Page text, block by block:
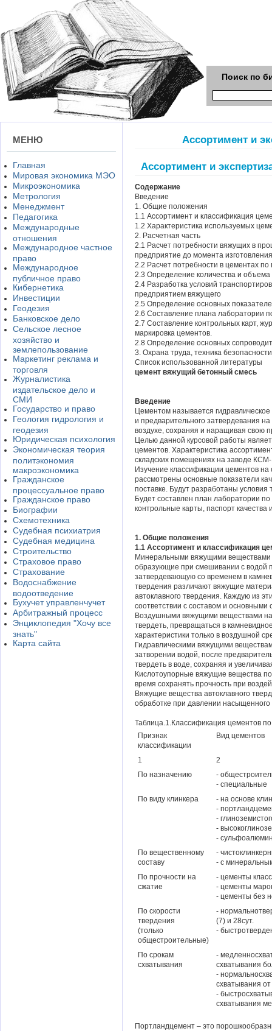
Поиск по
МЕНЮ
Главная
Мировая экономика МЭО
Микроэкономика
Метрология
Менеджмент
Педагогика
Международные
отношения
Международное частное
право
Международное
публичное право
Кибернетика
Инвестиции
Геодезия
Банковское дело
Сельское лесное
хозяйство и
землепользование
Маркетинг реклама и
торговля
Журналистика
издательское дело и
СМИ
Государство и право
Геология гидрология и
геодезия
Юридическая психология
Экономическая теория
политэкономия
макроэкономика
Гражданское
процессуальное право
Гражданское право
Биографии
Схемотехника
Судебная психиатрия
Судебная медицина
Строительство
Страховое право
Страхование
Водоснабжение
водоотведение
Бухучет управленчучет
Арбитражный процесс
Энциклопедия "Хочу все
знать"
Карта сайта
Ассортимент и
Ассортимент и
Содержание
Введение
1. Общие положения
1.1 Ассортимент и классификация
1.2 Характеристика используемых
2. Расчетная часть
2.1 Расчет потребности вяжущих в
предприятие до момента
2.2 Расчет потребности в цементах по
2.3 Определение количества и объема
2.4 Разработка условий
предприятием вяжущего
2.5 Определение основных
2.6 Составление плана лаборатории
2.7 Составление контрольных карт,
маркировка цементов.
2.8 Определение основных
3. Охрана труда, техника
Список использованной литературы
цемент вяжущий бетонный смесь
Введение
Цементом называется
и предварительного затвердевания
воздухе, сохраняя и наращивая свою
Целью данной курсовой работы
цементов. Характеристика
складских помещениях на заводе КСМ-
Изучение классификации цементов
рассмотрены основные показатели
поставке. Будут разработаны
Будет составлен план лаборатории
контрольные карты, паспорт качества
1. Общие положения
1.1 Ассортимент и классификация
Минеральными вяжущими
образующие при смешивании с водой
затвердевающую со временем в
твердения различают вяжущие
автоклавного твердения. Каждую из
соответствии с составом и
Воздушными вяжущими веществами
твердеть, превращаться в
характеристики только в воздушной
Гидравлическими вяжущими
затворении водой, после
твердеть в воде, сохраняя и
Кислотоупорные вяжущие вещества
время сохранять прочность при
Вяжущие вещества автоклавного
обработке при давлении
Таблица.1.Классификация цементов
Признак
классификации
Вид цементов
1
2
По назначению
-
- специальные
По виду клинкера
- на основе
-
-
-
-
По вещественному
составу
-
- с
По прочности на
сжатие
- цементы
- цементы
- цементы без
По скорости
твердения
(только
общестроительные)
-
(7) и 28сут.
-
По срокам
схватывания
-
схватывания
-
схватывания
-
схватывания
Портландцемент – это